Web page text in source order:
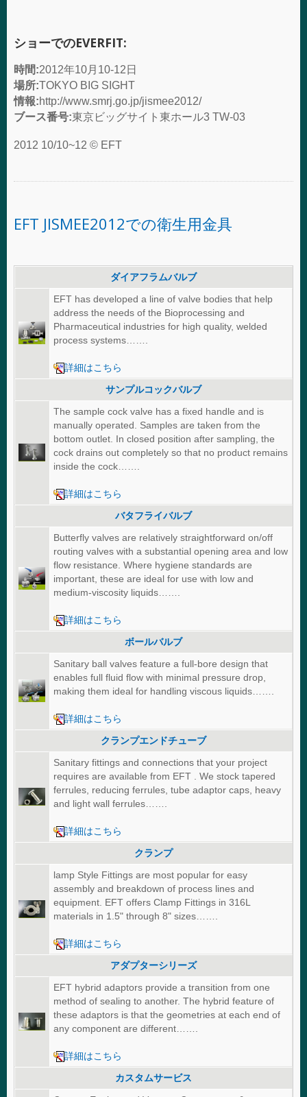
ショーでのEVERFIT:
時間:2012年10月10-12日
場所:TOKYO BIG SIGHT
情報:http://www.smrj.go.jp/jismee2012/
ブース番号:東京ビッグサイト東ホール3 TW-03
2012 10/10~12 © EFT
EFT JISMEE2012での衛生用金具
ダイアフラムバルブ
EFT has developed a line of valve bodies that help
address the needs of the Bioprocessing and
Pharmaceutical industries for high quality, welded
process systems…….
詳細はこちら
サンプルコックバルブ
The sample cock valve has a fixed handle and is
manually operated. Samples are taken from the
bottom outlet. In closed position after sampling, the
cock drains out completely so that no product remains
inside the cock…….
詳細はこちら
バタフライバルブ
Butterfly valves are relatively straightforward on/off
routing valves with a substantial opening area and low
flow resistance. Where hygiene standards are
important, these are ideal for use with low and
medium-viscosity liquids…….
詳細はこちら
ボールバルブ
Sanitary ball valves feature a full-bore design that
enables full fluid flow with minimal pressure drop,
making them ideal for handling viscous liquids…….
詳細はこちら
クランプエンドチューブ
Sanitary fittings and connections that your project
requires are available from EFT . We stock tapered
ferrules, reducing ferrules, tube adaptor caps, heavy
and light wall ferrules…….
詳細はこちら
クランプ
lamp Style Fittings are most popular for easy
assembly and breakdown of process lines and
equipment. EFT offers Clamp Fittings in 316L
materials in 1.5" through 8" sizes…….
詳細はこちら
アダプターシリーズ
EFT hybrid adaptors provide a transition from one
method of sealing to another. The hybrid feature of
these adaptors is that the geometries at each end of
any component are different…….
詳細はこちら
カスタムサービス